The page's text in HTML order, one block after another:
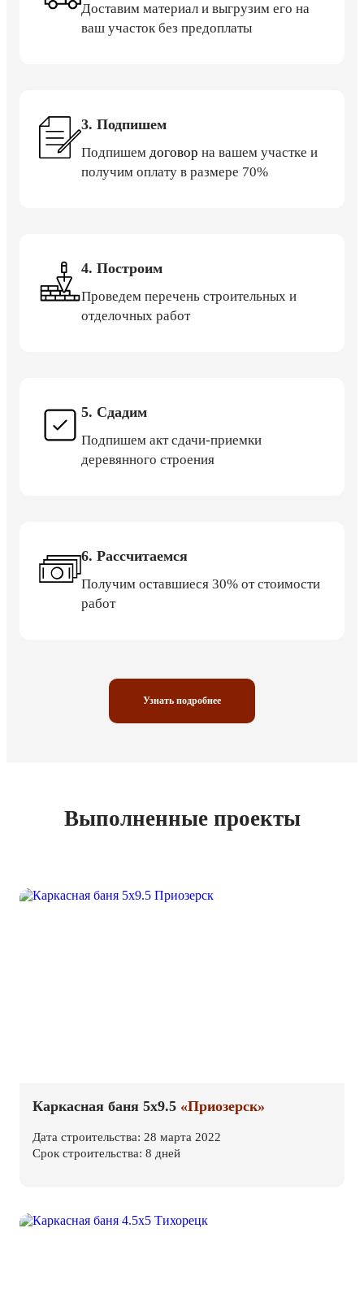
Доставим материал и выгрузим его на
ваш участок без предоплаты
3. Подпишем
Подпишем договор на вашем участке и
получим оплату в размере 70%
4. Построим
Проведем перечень строительных и
отделочных работ
5. Сдадим
Подпишем акт сдачи-приемки
деревянного строения
6. Рассчитаемся
Получим оставшиеся 30% от стоимости
работ
Узнать подробнее
Выполненные проекты
Каркасная баня 5х9.5 «Приозерск»
Дата строительства: 28 марта 2022
Срок строительства: 8 дней